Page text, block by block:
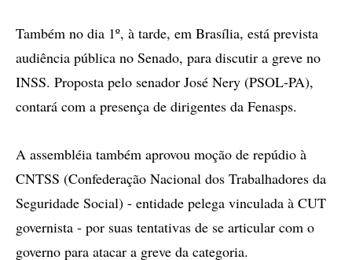
Também no dia 1º, à tarde, em Brasília, está prevista
audiência pública no Senado, para discutir a greve no
INSS. Proposta pelo senador José Nery (PSOL-PA),
contará com a presença de dirigentes da Fenasps.
A assembléia também aprovou moção de repúdio à
CNTSS (Confederação Nacional dos Trabalhadores da
Seguridade Social) - entidade pelega vinculada à CUT
governista - por suas tentativas de se articular com o
governo para atacar a greve da categoria.